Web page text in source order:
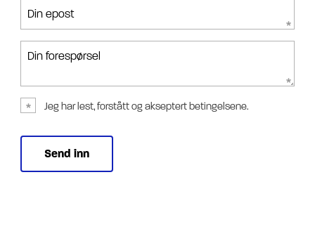
Din epost
Din forespørsel
Jeg har lest, forstått og akseptert betingelsene.